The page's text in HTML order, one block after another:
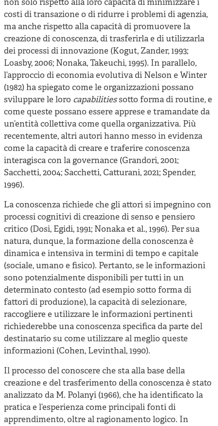
non solo rispetto alla loro capacità di minimizzare i
costi di transazione o di ridurre i problemi di agenzia,
ma anche rispetto alla capacità di promuovere la
creazione di conoscenza, di trasferirla e di utilizzarla
dei processi di innovazione (Kogut, Zander, 1993;
Loasby, 2006; Nonaka, Takeuchi, 1995). In parallelo,
l’approccio di economia evolutiva di Nelson e Winter
(1982) ha spiegato come le organizzazioni possano
sviluppare le loro capabilitiessotto forma di routine, e
come queste possano essere apprese e tramandate da
un’entità collettiva come quella organizzativa. Più
recentemente, altri autori hanno messo in evidenza
come la capacità di creare e traferire conoscenza
interagisca con la governance (Grandori, 2001;
Sacchetti, 2004; Sacchetti, Catturani, 2021; Spender,
1996).
La conoscenza richiede che gli attori si impegnino con
processi cognitivi di creazione di senso e pensiero
critico (Dosi, Egidi, 1991; Nonaka et al., 1996). Per sua
natura, dunque, la formazione della conoscenza è
dinamica e intensiva in termini di tempo e capitale
(sociale, umano e fisico). Pertanto, se le informazioni
sono potenzialmente disponibili per tutti in un
determinato contesto (ad esempio sotto forma di
fattori di produzione), la capacità di selezionare,
raccogliere e utilizzare le informazioni pertinenti
richiederebbe una conoscenza specifica da parte del
destinatario su come utilizzare al meglio queste
informazioni (Cohen, Levinthal, 1990).
Il processo del conoscere che sta alla base della
creazione e del trasferimento della conoscenza è stato
analizzato da M. Polanyi (1966), che ha identificato la
pratica e l’esperienza come principali fonti di
apprendimento, oltre al ragionamento logico. In